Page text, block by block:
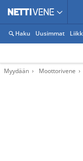
Haku Uusimmat
Myydään Moottorivene